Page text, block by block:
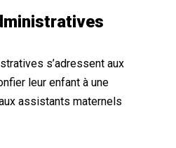
s’adressent aux
leur enfant à une
assistants maternels